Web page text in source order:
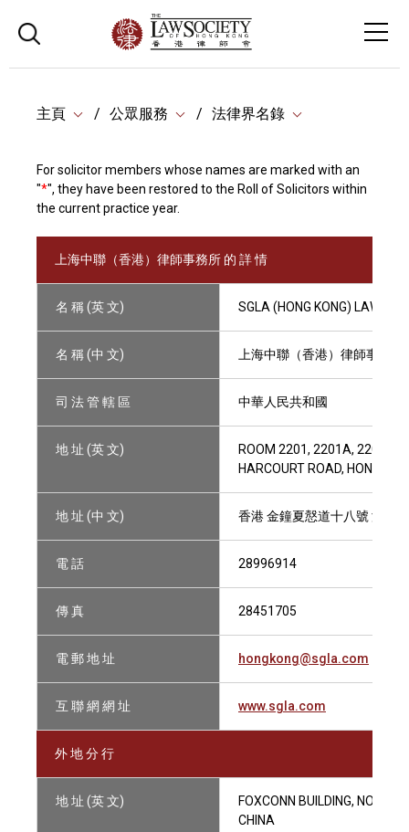
主頁 公眾服務 法律界名錄
For solicitor members whose names are marked with an
"*", they have been restored to the Roll of Solicitors within
the current practice year.
上海中聯（香港）律師事務所 的 詳 情
名 稱 (英 文) SGLA (HONG KONG) LAW
名 稱 (中 文) 上海中聯（香港）律師事務所
司 法 管 轄 區 中華人民共和國
地 址 (英 文)
ROOM 2201, 2201A, 2202,
HARCOURT ROAD, HONG
地 址 (中 文) 香港 金鐘夏慤道十八號 海富
電 話 28996914
傳 真 28451705
電 郵 地 址 hongkong@sgla.com
互 聯 網 網 址 www.sgla.com
外 地 分 行
地 址 (英 文)
FOXCONN BUILDING, NO.
CHINA